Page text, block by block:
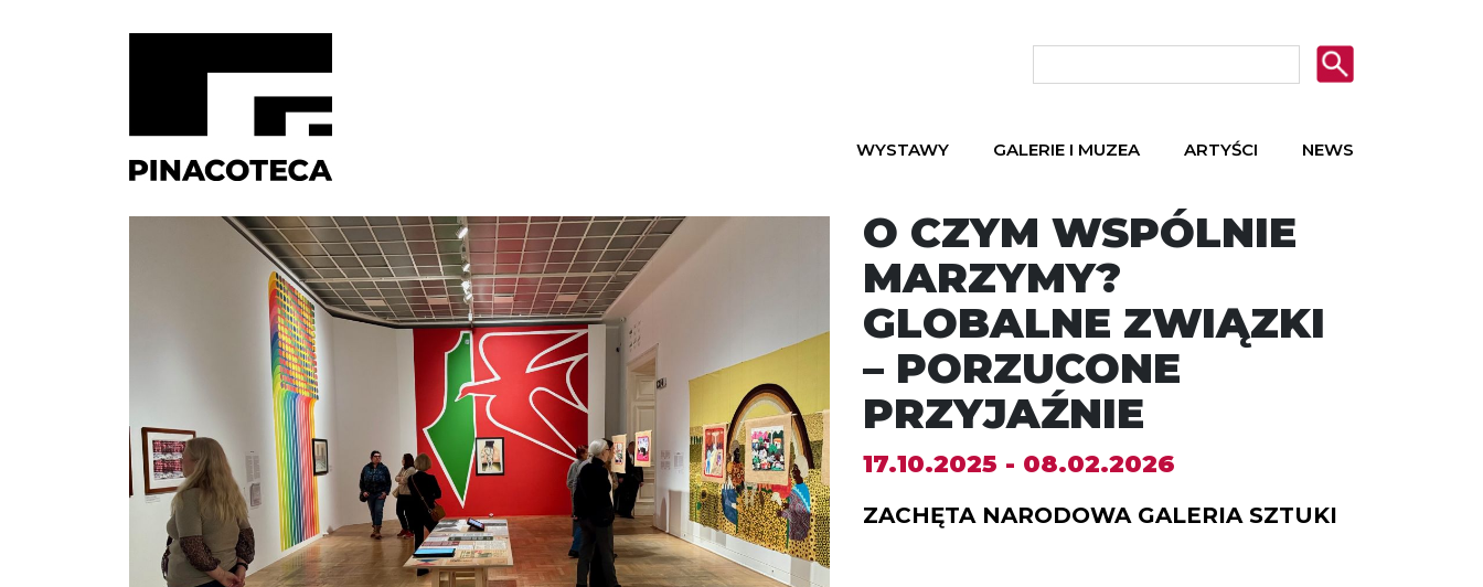
WYSTAWY GALERIE I MUZEA ARTYŚCI NEWS
O CZYM WSPÓLNIE
MARZYMY?
GLOBALNE ZWIĄZKI
– PORZUCONE
PRZYJAŹNIE
17.10.2025 - 08.02.2026
ZACHĘTA NARODOWA GALERIA SZTUKI